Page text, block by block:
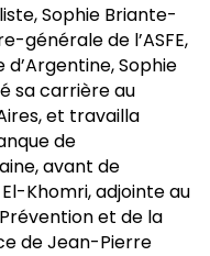
Sophie Briante-
générale de l’ASFE,
Sophie
sa carrière au
et travailla
de
avant de
Khomri, adjointe au
et de la
de Jean-Pierre